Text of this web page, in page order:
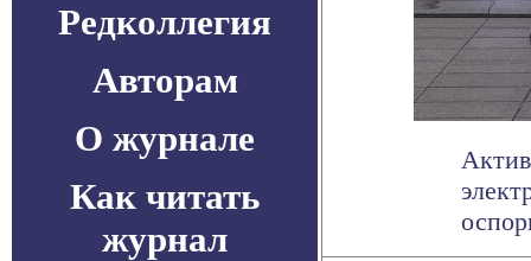
Редколлегия
Авторам
О журнале
Как читать
журнал